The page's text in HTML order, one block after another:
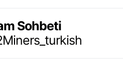
Sohbeti